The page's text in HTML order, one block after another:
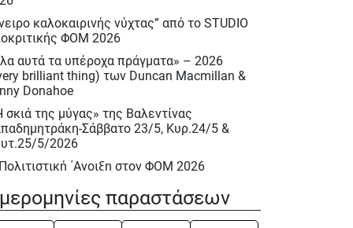
5/2026
΄Ανοιξη στον ΦΟΜ 2026
Άνοιξη 2026
Πασχαλίδης, Σάββατο 9 Μαίου 2026
στον Νίκο Περέλη 15/12/2025
του Κάρλο Κολόντι, Νοεμ. – Δεκ.
: «Αειθαλείς άριες» με την Δραματική
Κεραμέκη, Οκτ. 2025
Υποκριτικής Ενηλίκων 2025 – 2026
καλοκαιρινής νύχτας” από το STUDIO
ΦΟΜ 2026
αυτά τα υπέροχα πράγματα» – 2026
brilliant thing) των Duncan Macmillan &
Donahoe
σκιά της μύγας» της Βαλεντίνας
Σάββατο 23/5, Κυρ.24/5 &
5/2026
΄Ανοιξη στον ΦΟΜ 2026
Άνοιξη 2026
του Κάρλο Κολόντι, Νοεμ. – Δεκ.
παραστάσεων